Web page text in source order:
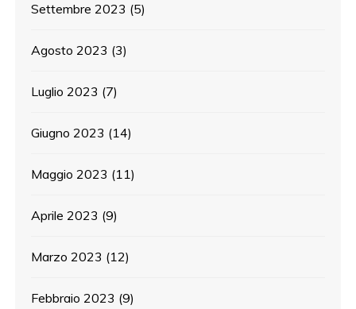
Settembre 2023 (5)
Agosto 2023 (3)
Luglio 2023 (7)
Giugno 2023 (14)
Maggio 2023 (11)
Aprile 2023 (9)
Marzo 2023 (12)
Febbraio 2023 (9)